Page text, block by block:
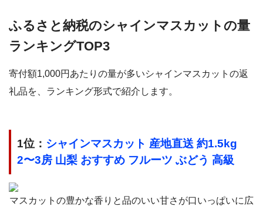
ふるさと納税のシャインマスカットの量
ランキングTOP3
寄付額1,000円あたりの量が多いシャインマスカットの返
礼品を、ランキング形式で紹介します。
1位： シャインマスカット 産地直送 約1.5kg
2〜3房 山梨 おすすめ フルーツ ぶどう 高級
マスカットの豊かな香りと品のいい甘さが口いっぱいに広